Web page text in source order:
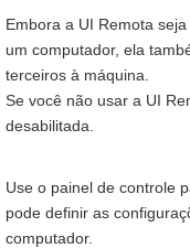
Embora a UI Remota
um computador, ela
terceiros à máquina.
Se você não usar a UI
desabilitada.
Use o painel de controle
pode definir as
computador.